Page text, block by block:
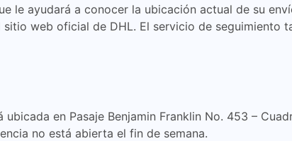
le ayudará a conocer la ubicación actual de su
web oficial de DHL. El servicio de seguimiento
en Pasaje Benjamin Franklin No. 453 –
no está abierta el fin de semana.